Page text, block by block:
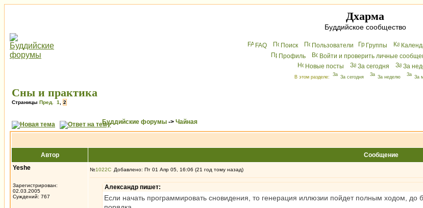
Дхарма
Буддийское сообщество
FAQ Поиск Пользователи Группы
Профиль
Войти и проверить личные
Новые посты
За сегодня За
В этом разделе: За сегодня За неделю За
Сны и практика
Страницы Пред. 1 2
Буддийские форумы -> Чайная
Автор
Сообщение
Yeshe
Зарегистрирован:
02.03.2005
Суждений: 767
№1022 Добавлено: Пт 01 Апр 05, 16:06 (21 год тому назад)
Александр пишет:
Если начать программировать сновидения, то генерация иллюзии пойдет полным ходом, до